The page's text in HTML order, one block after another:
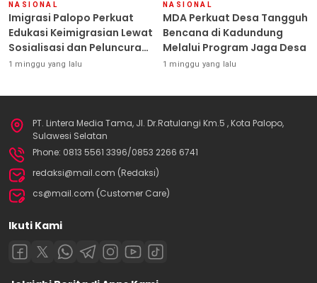
NASIONAL
Imigrasi Palopo Perkuat
Edukasi Keimigrasian Lewat
Sosialisasi dan Peluncuran
Inovasi Chatbot “IT CHIKA”
1 minggu yang lalu
NASIONAL
MDA Perkuat Desa Tangguh
Bencana di Kadundung
Melalui Program Jaga Desa
1 minggu yang lalu
PT. Lintera Media Tama, Jl. Dr.Ratulangi Km.5 , Kota Palopo,
Sulawesi Selatan
Phone: 0813 5561 3396/0853 2266 6741
redaksi@mail.com (Redaksi)
cs@mail.com (Customer Care)
Ikuti Kami